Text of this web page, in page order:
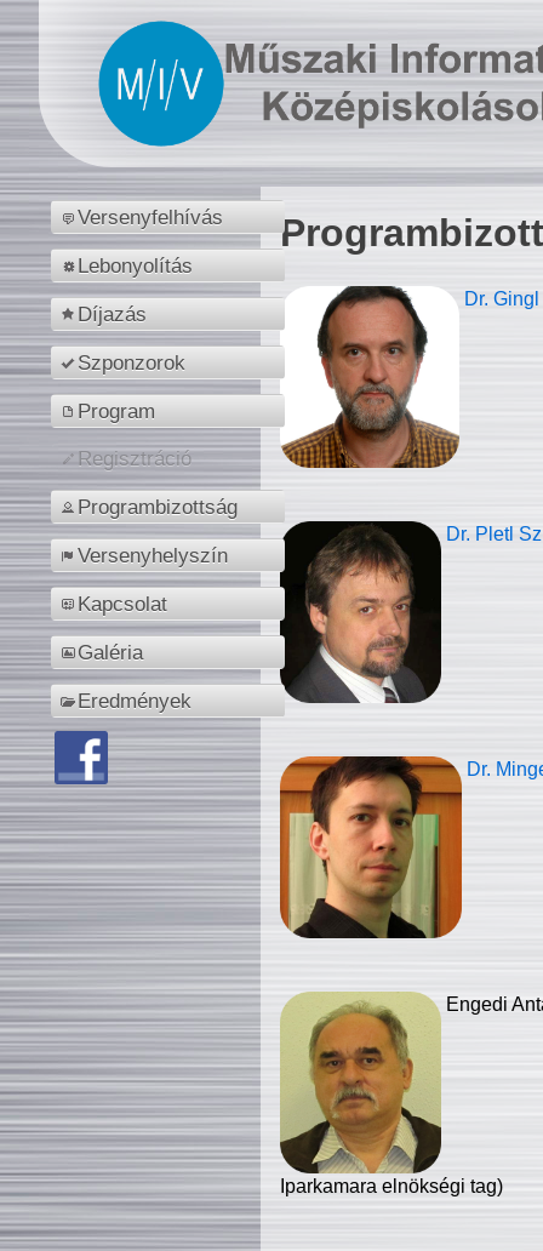
Versenyfelhívás
Lebonyolítás
Díjazás
Szponzorok
Program
Regisztráció
Programbizottság
Versenyhelyszín
Kapcsolat
Galéria
Eredmények
Dr.
Dr. Pletl
Dr.
Engedi
Iparkamara elnökségi tag)